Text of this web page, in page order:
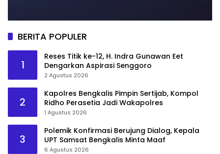
BERITA POPULER
1
Reses Titik ke-12, H. Indra Gunawan Eet
Dengarkan Aspirasi Senggoro
2 Agustus 2026
2
Kapolres Bengkalis Pimpin Sertijab, Kompol
Ridho Perasetia Jadi Wakapolres
1 Agustus 2026
3
Polemik Konfirmasi Berujung Dialog, Kepala
UPT Samsat Bengkalis Minta Maaf
6 Agustus 2026